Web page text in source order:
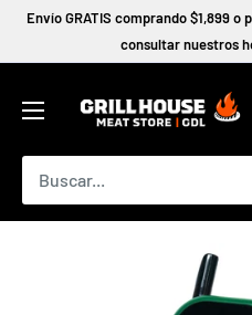
contenido
Envío GRATIS comprando $1,899 o
consultar nuestros